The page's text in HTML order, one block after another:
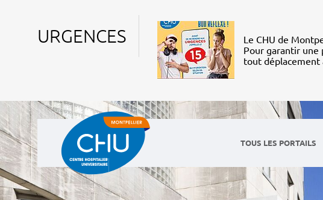
URGENCES
Le CHU de
Pour garantir une
tout déplacement
TOUS LES PORTAILS